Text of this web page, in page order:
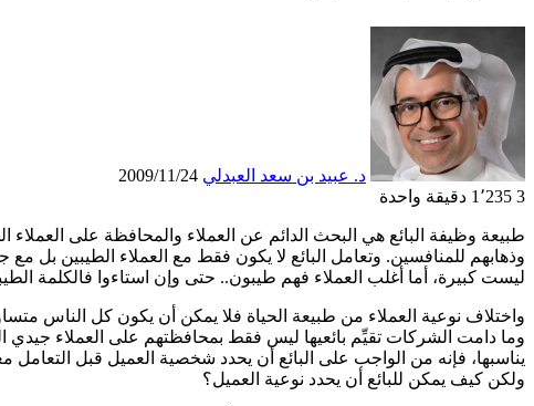
د. عبيد بن سعد العبدلي 2009/11/24
3
دقيقة واحدة
طبيعة وظيفة البائع هي البحث الدائم عن العملاء والمحافظة على
وذهابهم للمنافسين. وتعامل البائع لا يكون فقط مع العملاء الطيبين
ليست كبيرة، أما أغلب العملاء فهم طيبون.. حتى وإن استاءوا فالكلمة
واختلاف نوعية العملاء من طبيعة الحياة فلا يمكن أن يكون كل الناس
وما دامت الشركات تقيِّم بائعيها ليس فقط بمحافظتهم على العملاء جيدي
يناسبها، فإنه من الواجب على البائع أن يحدد شخصية العميل قبل التعامل
ولكن كيف يمكن للبائع أن يحدد نوعية العميل؟